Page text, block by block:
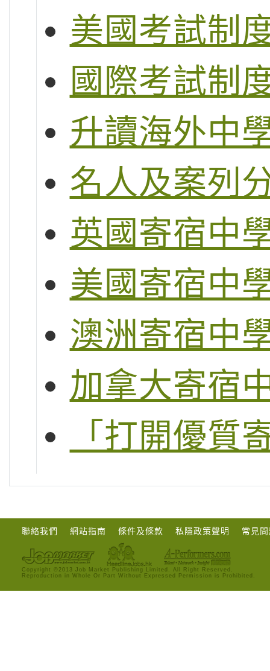
美國考試制
國際考試制
升讀海外中
名人及案列
英國寄宿中
美國寄宿中
澳洲寄宿中
加拿大寄宿
「打開優質
聯絡我們 網站指南 條件及條款 私隱政策聲明 常見
Copyright ©2013 Job Market Publishing Limited. All Right Reserved.
Reproduction in Whole Or Part Without Expressed Permission is Prohibited.